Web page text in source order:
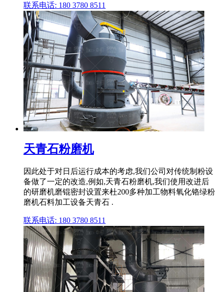
联系电话: 180 3780 8511
天青石粉磨机
因此处于对日后运行成本的考虑,我们公司对传统制粉设
备做了一定的改造,例如,天青石粉磨机,我们使用改进后
的研磨机磨锟密封设置来杜200多种加工物料氧化铬绿粉
磨机石料加工设备天青石 .
联系电话: 180 3780 8511